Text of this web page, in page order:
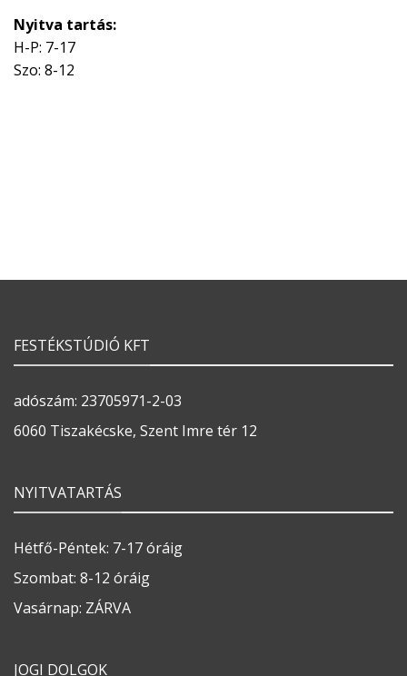
Nyitva tartás:
H-P: 7-17
Szo: 8-12
FESTÉKSTÚDIÓ KFT
adószám: 23705971-2-03
6060 Tiszakécske, Szent Imre tér 12
NYITVATARTÁS
Hétfő-Péntek: 7-17 óráig
Szombat: 8-12 óráig
Vasárnap: ZÁRVA
JOGI DOLGOK